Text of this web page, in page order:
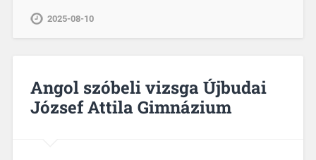
2025-08-10
Angol szóbeli vizsga Újbudai
József Attila Gimnázium